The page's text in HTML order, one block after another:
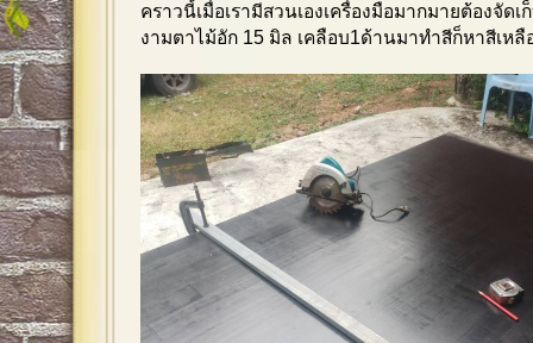
คราวนี้เมื่อเรามีสวนเองเครื่องมือมากมายต้องจัด
งามตาไม้อัก 15 มิล เคลือบ1ด้านมาทำสีก็หาสีเหลื